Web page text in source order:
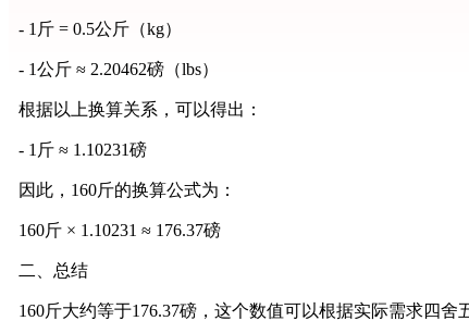
- 1斤 = 0.5公斤（kg）
- 1公斤 ≈ 2.20462磅（lbs）
根据以上换算关系，可以得出：
- 1斤 ≈ 1.10231磅
因此，160斤的换算公式为：
160斤 × 1.10231 ≈ 176.37磅
二、总结
160斤大约等于176.37磅，这个数值可以根据实际需求四舍